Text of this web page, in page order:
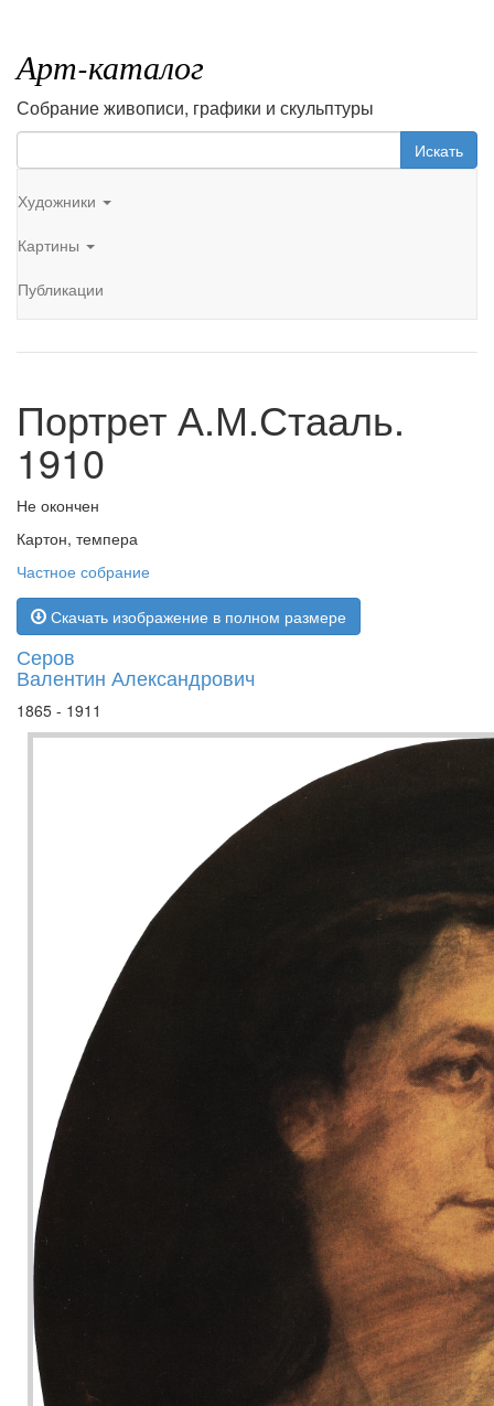
Арт-каталог
Собрание живописи, графики и скульптуры
Искать
Художники
Картины
Публикации
Портрет А.М.Стааль.
1910
Не окончен
Картон, темпера
Частное собрание
Скачать изображение в полном размере
Серов
Валентин Александрович
1865 - 1911